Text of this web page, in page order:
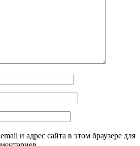
и адрес сайта в этом браузере для